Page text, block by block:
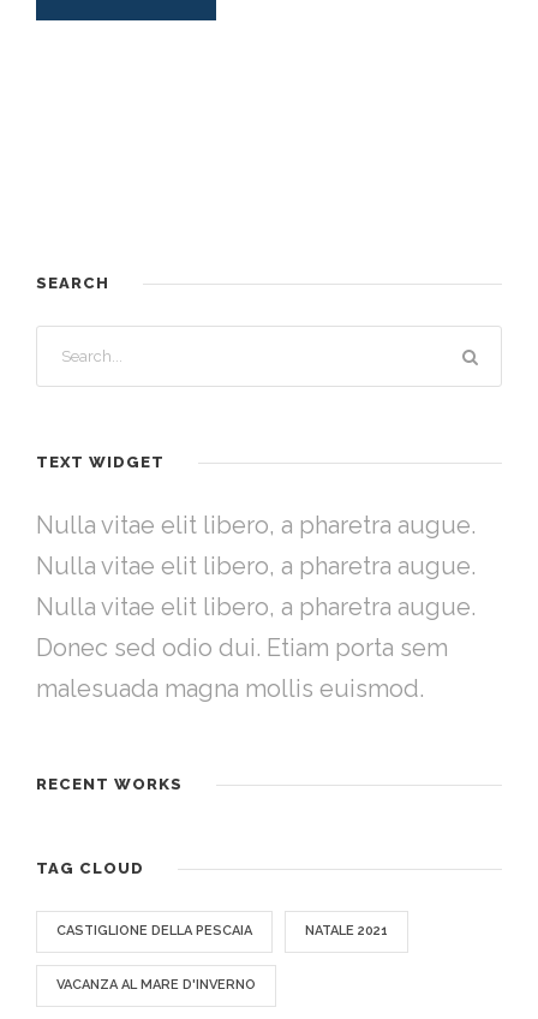
SEARCH
TEXT WIDGET
Nulla vitae elit libero, a pharetra augue.
Nulla vitae elit libero, a pharetra augue.
Nulla vitae elit libero, a pharetra augue.
Donec sed odio dui. Etiam porta sem
malesuada magna mollis euismod.
RECENT WORKS
TAG CLOUD
CASTIGLIONE DELLA PESCAIA NATALE 2021
VACANZA AL MARE D'INVERNO